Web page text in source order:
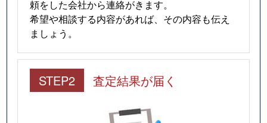
頼をした会社から連絡がきます。
希望や相談する内容があれば、その内容も伝え
ましょう。
STEP2 査定結果が届く